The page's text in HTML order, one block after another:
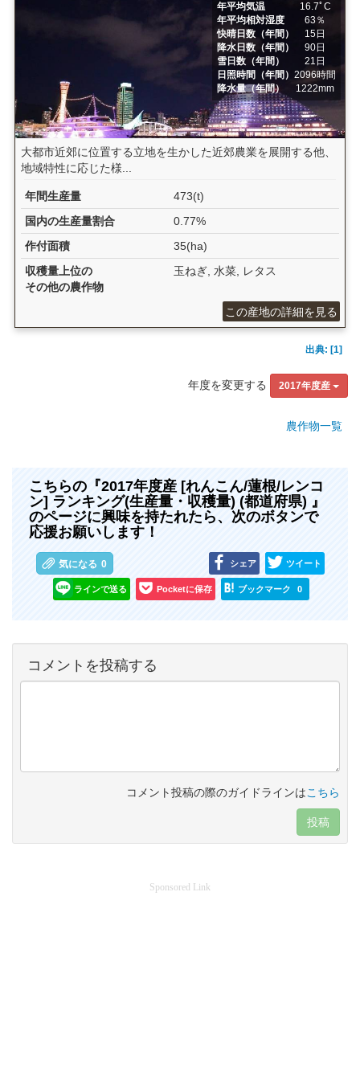
年平均気温
16.7ﾟC
年平均相対湿度
63％
快晴日数（年間）
15日
降水日数（年間）
90日
雪日数（年間）
21日
日照時間（年間）2096時間
降水量（年間）
1222mm
大都市近郊に位置する立地を生かした近郊農業を展開する他、
地域特性に応じた様...
年間生産量
473(t)
国内の生産量割合
0.77%
作付面積
35(ha)
収穫量上位の
その他の農作物
玉ねぎ, 水菜, レタス
この産地の詳細を見る
出典: [1]
年度を変更する 2017年度産
農作物一覧
こちらの『2017年度産 [れんこん/蓮根/レンコ
ン] ランキング(生産量・収穫量) (都道府県) 』
のページに興味を持たれたら、次のボタンで
応援お願いします！
気になる 0 シェア ツイート
ラインで送る Pocketに保存 ブックマーク 0
コメントを投稿する
コメント投稿の際のガイドラインはこちら
投稿
Sponsored Link